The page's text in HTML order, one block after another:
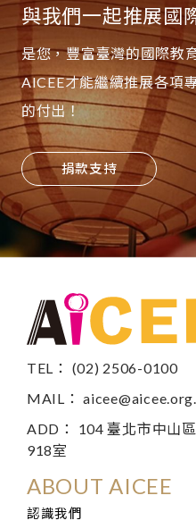
與我們一起推展國
是您，豐富臺灣的國際教
AICEE才能繼續推展各項
的付出！
捐款支持
TEL： (02) 2506-0100
MAIL：
ADD： 104 臺北市中山
918室
ABOUT AICEE
認識我們